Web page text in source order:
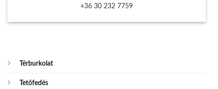
+36 30 232 7759
Térburkolat
Tetőfedés